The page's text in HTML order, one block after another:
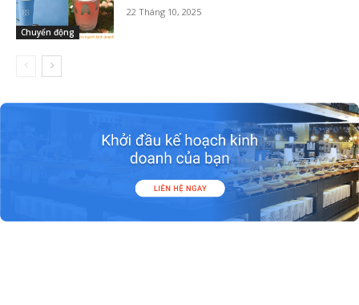
Chuyển động
22 Tháng 10, 2025